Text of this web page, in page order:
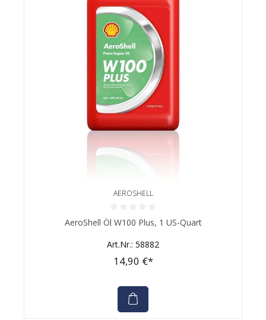
AEROSHELL
Durchschnittliche Bewertung von 0 von 5 Sternen
AeroShell Öl W100 Plus, 1 US-Quart
Art.Nr.: 58882
14,90 €*